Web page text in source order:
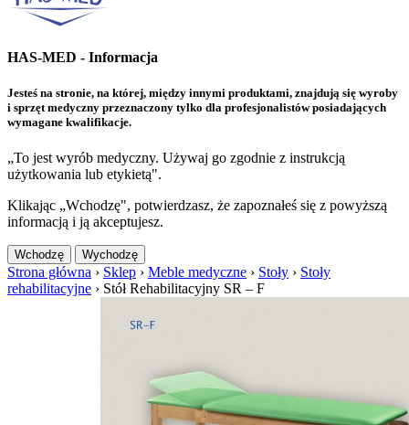
HAS-MED - Informacja
Jesteś na stronie, na której, między innymi produktami, znajdują się wyroby
i sprzęt medyczny przeznaczony tylko dla profesjonalistów posiadających
wymagane kwalifikacje.
„To jest wyrób medyczny. Używaj go zgodnie z instrukcją
użytkowania lub etykietą".
Klikając „Wchodzę", potwierdzasz, że zapoznałeś się z powyższą
informacją i ją akceptujesz.
Wchodzę Wychodzę
Strona główna › Sklep › Meble medyczne › Stoły › Stoły
rehabilitacyjne › Stół Rehabilitacyjny SR – F